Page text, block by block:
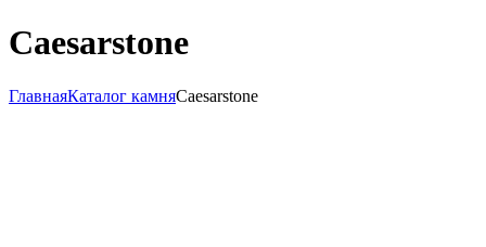
Сaesarstone
ГлавнаяКаталог камняСaesarstone